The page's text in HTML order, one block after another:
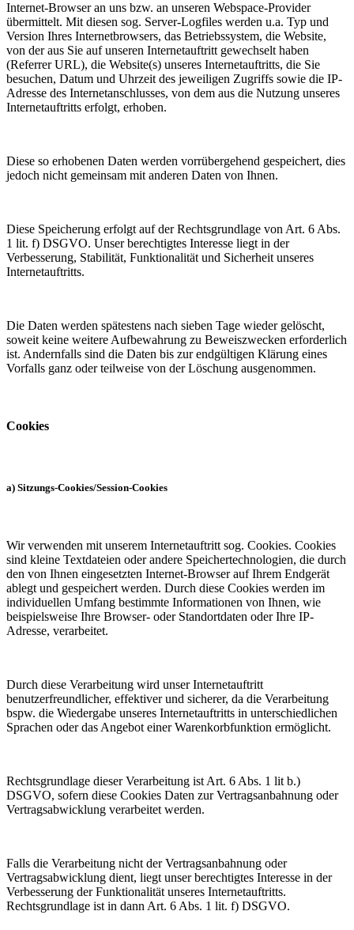
Internet-Browser an uns bzw. an unseren Webspace-Provider
übermittelt. Mit diesen sog. Server-Logfiles werden u.a. Typ und
Version Ihres Internetbrowsers, das Betriebssystem, die Website,
von der aus Sie auf unseren Internetauftritt gewechselt haben
(Referrer URL), die Website(s) unseres Internetauftritts, die Sie
besuchen, Datum und Uhrzeit des jeweiligen Zugriffs sowie die IP-
Adresse des Internetanschlusses, von dem aus die Nutzung unseres
Internetauftritts erfolgt, erhoben.
Diese so erhobenen Daten werden vorrübergehend gespeichert, dies
jedoch nicht gemeinsam mit anderen Daten von Ihnen.
Diese Speicherung erfolgt auf der Rechtsgrundlage von Art. 6 Abs.
1 lit. f) DSGVO. Unser berechtigtes Interesse liegt in der
Verbesserung, Stabilität, Funktionalität und Sicherheit unseres
Internetauftritts.
Die Daten werden spätestens nach sieben Tage wieder gelöscht,
soweit keine weitere Aufbewahrung zu Beweiszwecken erforderlich
ist. Andernfalls sind die Daten bis zur endgültigen Klärung eines
Vorfalls ganz oder teilweise von der Löschung ausgenommen.
Cookies
a) Sitzungs-Cookies/Session-Cookies
Wir verwenden mit unserem Internetauftritt sog. Cookies. Cookies
sind kleine Textdateien oder andere Speichertechnologien, die durch
den von Ihnen eingesetzten Internet-Browser auf Ihrem Endgerät
ablegt und gespeichert werden. Durch diese Cookies werden im
individuellen Umfang bestimmte Informationen von Ihnen, wie
beispielsweise Ihre Browser- oder Standortdaten oder Ihre IP-
Adresse, verarbeitet.
Durch diese Verarbeitung wird unser Internetauftritt
benutzerfreundlicher, effektiver und sicherer, da die Verarbeitung
bspw. die Wiedergabe unseres Internetauftritts in unterschiedlichen
Sprachen oder das Angebot einer Warenkorbfunktion ermöglicht.
Rechtsgrundlage dieser Verarbeitung ist Art. 6 Abs. 1 lit b.)
DSGVO, sofern diese Cookies Daten zur Vertragsanbahnung oder
Vertragsabwicklung verarbeitet werden.
Falls die Verarbeitung nicht der Vertragsanbahnung oder
Vertragsabwicklung dient, liegt unser berechtigtes Interesse in der
Verbesserung der Funktionalität unseres Internetauftritts.
Rechtsgrundlage ist in dann Art. 6 Abs. 1 lit. f) DSGVO.